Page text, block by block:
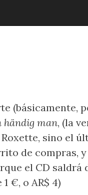
(básicamente,
händig man, (la
sino el
de compras,
el CD
€, o AR$ 4)